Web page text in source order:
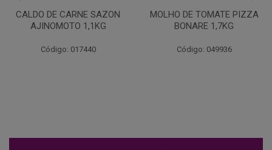
MOLHO DE TOMATE PIZZA
BONARE 1,7KG
Código: 049936
MARGARINA USO
PROFISSIONAL 80% CUKIN
Código: 062469